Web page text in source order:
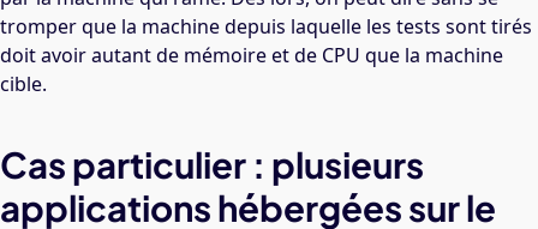
tromper que la machine depuis laquelle les tests sont tirés
doit avoir autant de mémoire et de CPU que la machine
cible.
Cas particulier : plusieurs
applications hébergées sur le